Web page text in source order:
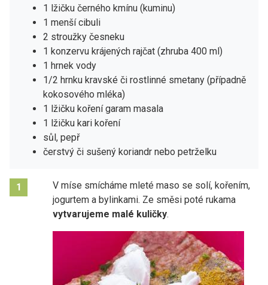
1 lžičku černého kmínu (kuminu)
1 menší cibuli
2 stroužky česneku
1 konzervu krájených rajčat (zhruba 400 ml)
1 hrnek vody
1/2 hrnku kravské či rostlinné smetany (případně
kokosového mléka)
1 lžičku koření garam masala
1 lžičku kari koření
sůl, pepř
čerstvý či sušený koriandr nebo petrželku
1
V míse smícháme mleté maso se solí, kořením,
jogurtem a bylinkami. Ze směsi poté rukama
vytvarujeme malé kuličky.